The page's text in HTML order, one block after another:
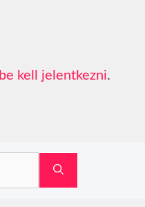
be kell jelentkezni.